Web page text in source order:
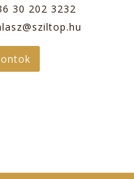
30 202 3232